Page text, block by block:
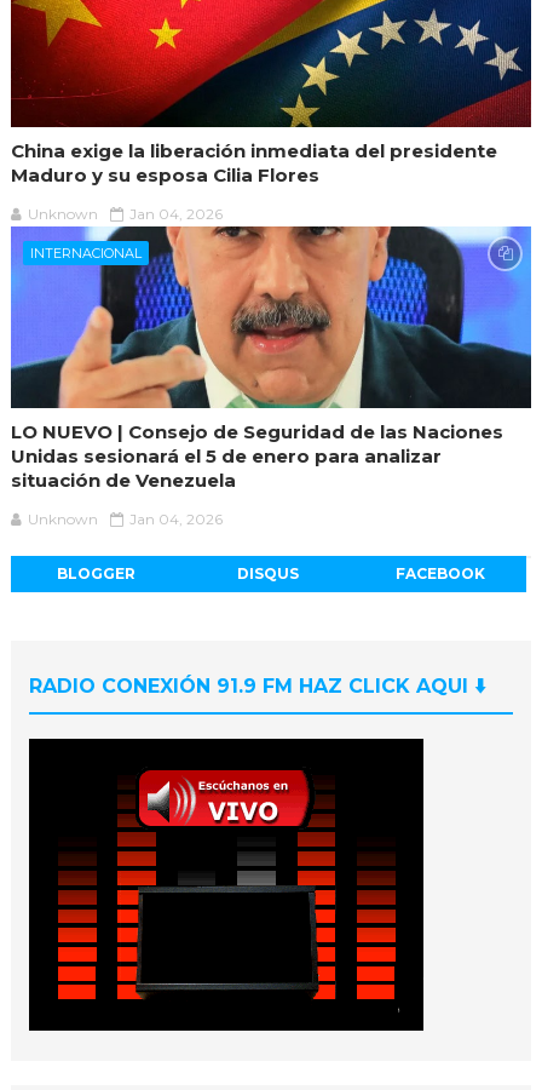
China exige la liberación inmediata del presidente
Maduro y su esposa Cilia Flores
Unknown Jan 04, 2026
INTERNACIONAL
LO NUEVO | Consejo de Seguridad de las Naciones
Unidas sesionará el 5 de enero para analizar
situación de Venezuela
Unknown Jan 04, 2026
BLOGGER DISQUS FACEBOOK
RADIO CONEXIÓN 91.9 FM HAZ CLICK AQUI ⬇️